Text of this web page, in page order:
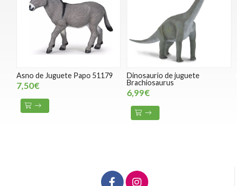
Asno de Juguete Papo 51179
7,50€
Dinosaurio de juguete
Brachiosaurus
6,99€